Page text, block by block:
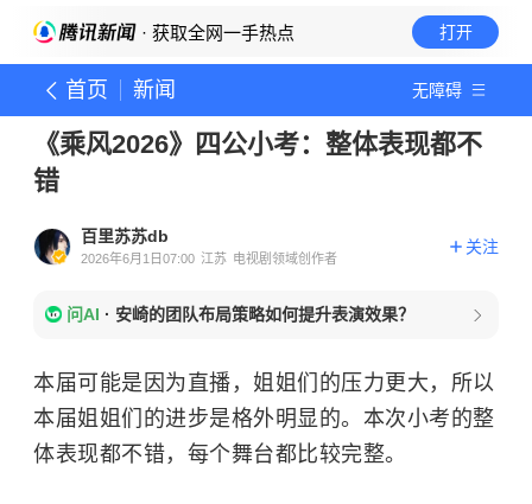
· 获取全网一手热点 打开
首页 新闻 无障碍
《乘风2026》四公小考：整体表现都不
错
百里苏苏db
2026年6月1日07:00 江苏 电视剧领域创作者
关注
问AI · 安崎的团队布局策略如何提升表演效果？
本届可能是因为直播，姐姐们的压力更大，所以
本届姐姐们的进步是格外明显的。本次小考的整
体表现都不错，每个舞台都比较完整。